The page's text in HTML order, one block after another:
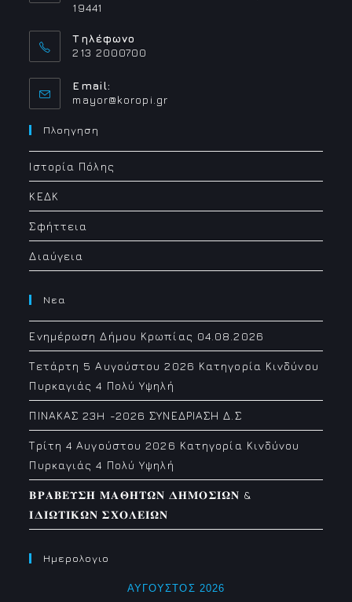
19441
Τηλέφωνο
213 2000700
Email:
mayor@koropi.grOpens
Πλοηγηση
Ιστορία Πόλης
ΚΕΔΚ
Σφήττεια
Διαύγεια
Νεα
Ενημέρωση Δήμου Κρωπίας 04.08.2026
Τετάρτη 5 Αυγούστου 2026 Κατηγορία Κινδύνου
Πυρκαγιάς 4 Πολύ Υψηλή
ΠΙΝΑΚΑΣ 23H -2026 ΣΥΝΕΔΡΙΑΣΗ Δ.Σ
Τρίτη 4 Αυγούστου 2026 Κατηγορία Κινδύνου
Πυρκαγιάς 4 Πολύ Υψηλή
𝚩𝚸𝚨𝚩𝚬𝚼𝚺𝚮 𝚳𝚨𝚯𝚮𝚻𝛀𝚴 𝚫𝚮𝚳𝚶𝚺𝚰𝛀𝚴 &
𝚰𝚫𝚰𝛀𝚻𝚰𝚱𝛀𝚴 𝚺𝚾𝚶𝚲𝚬𝚰𝛀𝚴
Ημερολογιο
ΑΎΓΟΥΣΤΟΣ 2026